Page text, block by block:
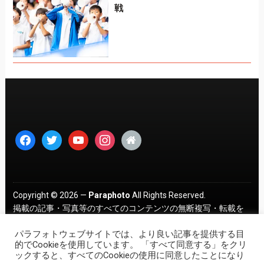
戦
facebooktwitter youtubeinstagram
home
Copyright © 2026 — Paraphoto All Rights Reserved.
掲載の記事・写真等のすべてのコンテンツの無断複写・転載を
パラフォトウェブサイトでは、より良い記事を提供する目
的でCookieを使用しています。 「すべて同意する」をクリ
ックすると、すべてのCookieの使用に同意したことになり